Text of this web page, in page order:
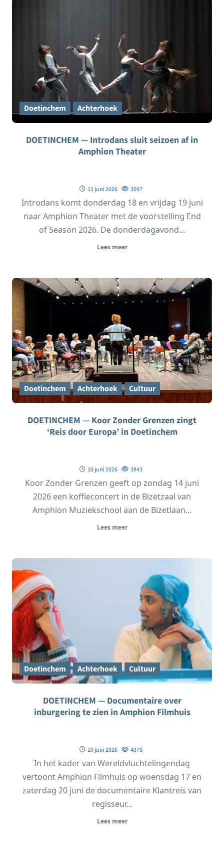
Doetinchem Achterhoek
DOETINCHEM — Introdans sluit seizoen af in
Amphion Theater
11 juni 2026 3097
Introdans komt donderdag 18 en vrijdag 19 juni
naar Amphion Theater met de voorstelling End
of Season 2026. De donderdagavond...
Lees meer
Doetinchem Achterhoek Cultuur
DOETINCHEM — Koor Zonder Grenzen zingt
‘Reis door Europa’ in Doetinchem
10 juni 2026 3943
Koor Zonder Grenzen geeft op zondag 14 juni
2026 een koffieconcert in de Bizetzaal van
Amphion Muziekschool aan de Bizetlaan...
Lees meer
Doetinchem Achterhoek Cultuur
DOETINCHEM — Documentaire over
inburgering te zien in Amphion Filmhuis
10 juni 2026 4379
In het kader van Wereldvluchtelingendag
vertoont Amphion Filmhuis op woensdag 17 en
zaterdag 20 juni de documentaire Klantreis van
regisseur...
Lees meer